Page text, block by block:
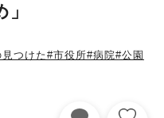
つけた#市役所#病院#公園